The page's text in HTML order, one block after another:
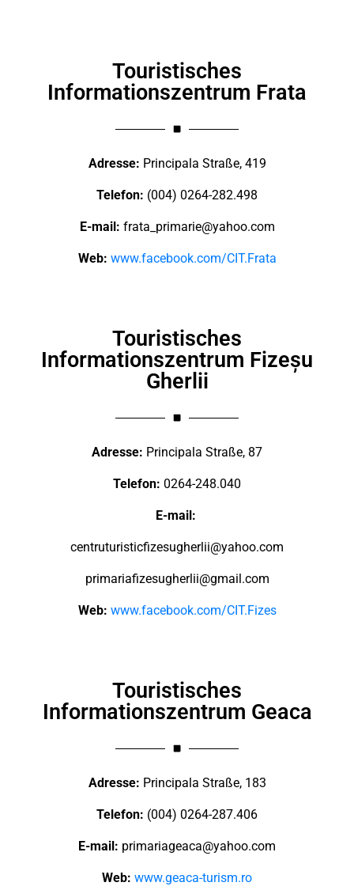
Touristisches
Informationszentrum Frata
Adresse: Principala Straße, 419
Telefon: (004) 0264-282.498
E-mail: frata_primarie@yahoo.com
Web: www.facebook.com/CIT.Frata
Touristisches
Informationszentrum Fizeșu
Gherlii
Adresse: Principala Straße, 87
Telefon: 0264-248.040
E-mail:
centruturisticfizesugherlii@yahoo.com
primariafizesugherlii@gmail.com
Web: www.facebook.com/CIT.Fizes
Touristisches
Informationszentrum Geaca
Adresse: Principala Straße, 183
Telefon: (004) 0264-287.406
E-mail: primariageaca@yahoo.com
Web: www.geaca-turism.ro